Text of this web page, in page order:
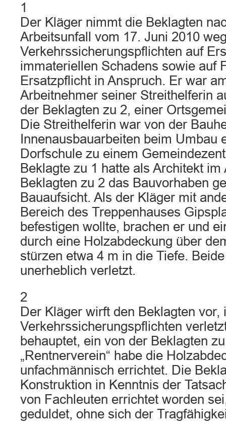
1
Der Kläger nimmt die Beklagten
Arbeitsunfall vom 17. Juni 2010
Verkehrssicherungspflichten auf
immateriellen Schadens sowie auf
Ersatzpflicht in Anspruch. Er war
Arbeitnehmer seiner Streithelferin
der Beklagten zu 2, einer
Die Streithelferin war von der
Innenausbauarbeiten beim Umbau
Dorfschule zu einem
Beklagte zu 1 hatte als Architekt im
Beklagten zu 2 das Bauvorhaben
Bauaufsicht. Als der Kläger mit
Bereich des Treppenhauses
befestigen wollte, brachen er und
durch eine Holzabdeckung über
stürzen etwa 4 m in die Tiefe.
unerheblich verletzt.
2
Der Kläger wirft den Beklagten vor,
Verkehrssicherungspflichten
behauptet, ein von der Beklagten
„Rentnerverein“ habe die
unfachmännisch errichtet. Die
Konstruktion in Kenntnis der
von Fachleuten errichtet worden
geduldet, ohne sich der